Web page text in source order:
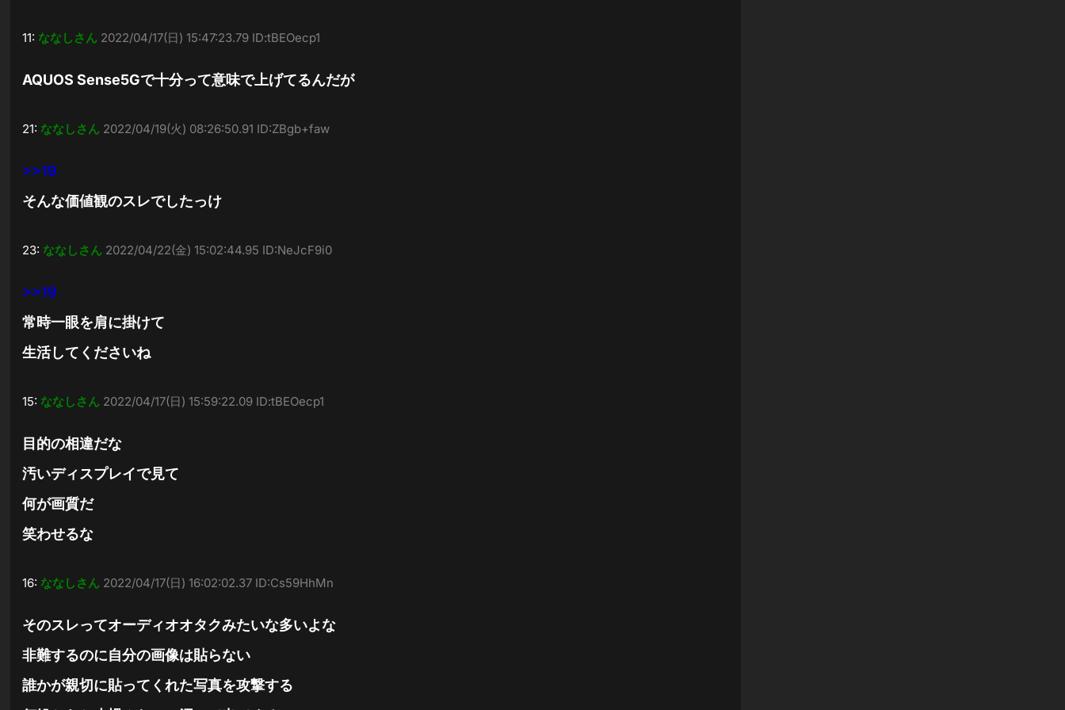
11: ななしさん 2022/04/17(日) 15:47:23.79 ID:tBEOecp1
AQUOS Sense5Gで十分って意味で上げてるんだが
21: ななしさん 2022/04/19(火) 08:26:50.91 ID:ZBgb+faw
>>19
そんな価値観のスレでしたっけ
23: ななしさん 2022/04/22(金) 15:02:44.95 ID:NeJcF9i0
>>19
常時一眼を肩に掛けて
生活してくださいね
15: ななしさん 2022/04/17(日) 15:59:22.09 ID:tBEOecp1
目的の相違だな
汚いディスプレイで見て
何が画質だ
笑わせるな
16: ななしさん 2022/04/17(日) 16:02:02.37 ID:Cs59HhMn
そのスレってオーディオオタクみたいな多いよな
非難するのに自分の画像は貼らない
誰かが親切に貼ってくれた写真を攻撃する